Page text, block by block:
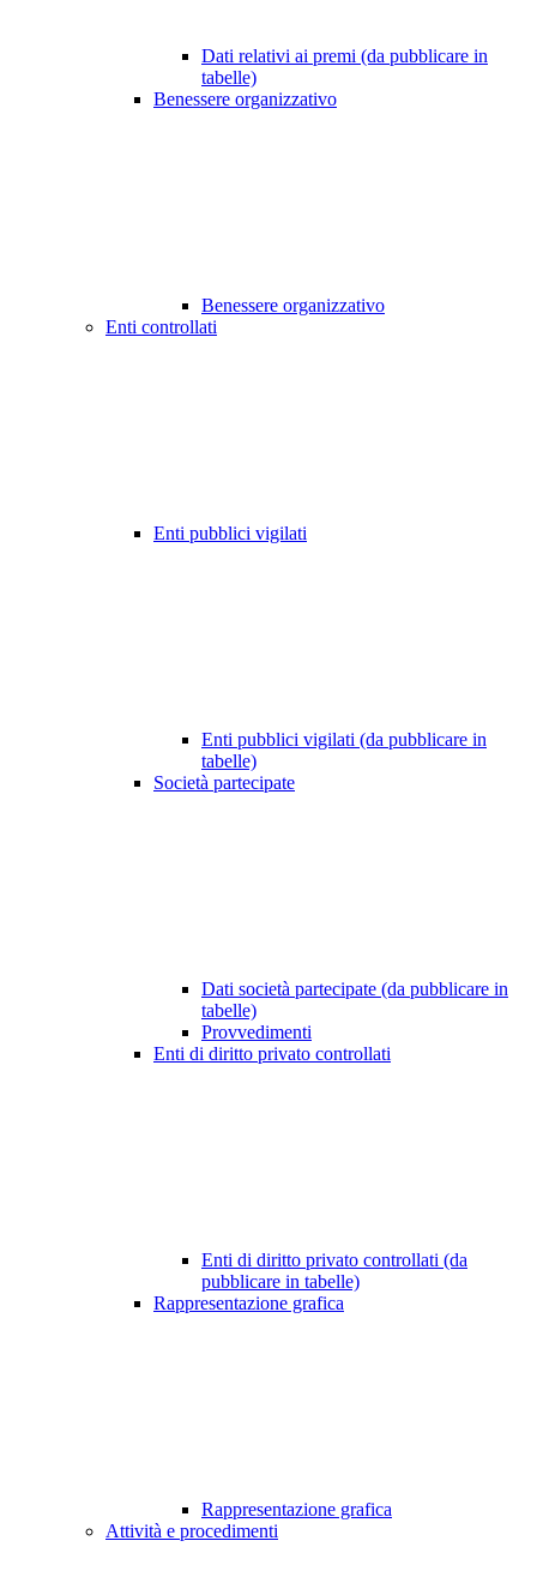
Dati relativi ai premi (da pubblicare in
tabelle)
Benessere organizzativo
Benessere organizzativo
Enti controllati
Enti pubblici vigilati
Enti pubblici vigilati (da pubblicare in
tabelle)
Società partecipate
Dati società partecipate (da pubblicare in
tabelle)
Provvedimenti
Enti di diritto privato controllati
Enti di diritto privato controllati (da
pubblicare in tabelle)
Rappresentazione grafica
Rappresentazione grafica
Attività e procedimenti